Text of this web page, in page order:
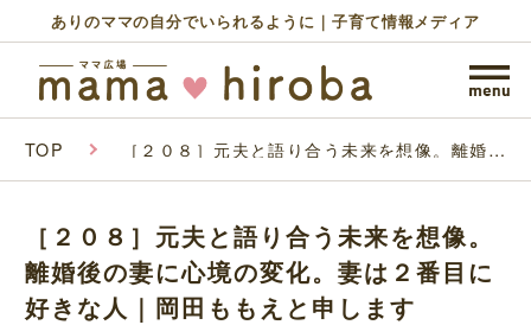
ありのママの自分でいられるように｜子育て情報メディア
TOP ［２０８］元夫と語り合う未来を想像。離婚後
田ももえと申します
［２０８］元夫と語り合う未来を想像。
離婚後の妻に心境の変化。妻は２番目に
好きな人｜岡田ももえと申します